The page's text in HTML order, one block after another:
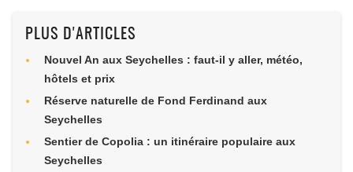
PLUS D'ARTICLES
Nouvel An aux Seychelles : faut-il y aller, météo,
hôtels et prix
Réserve naturelle de Fond Ferdinand aux
Seychelles
Sentier de Copolia : un itinéraire populaire aux
Seychelles